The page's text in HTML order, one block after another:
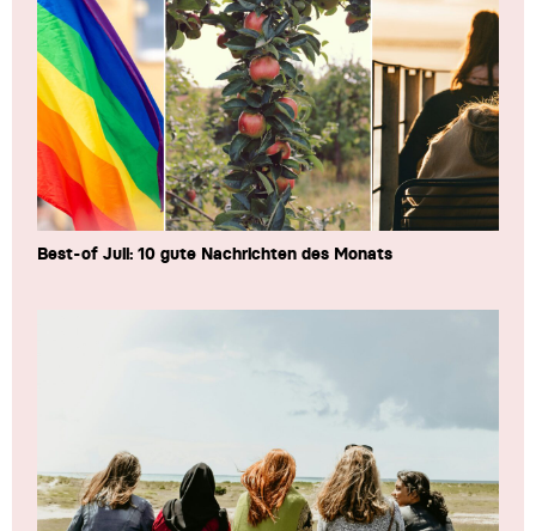
Best-of Juli: 10 gute Nachrichten des Monats